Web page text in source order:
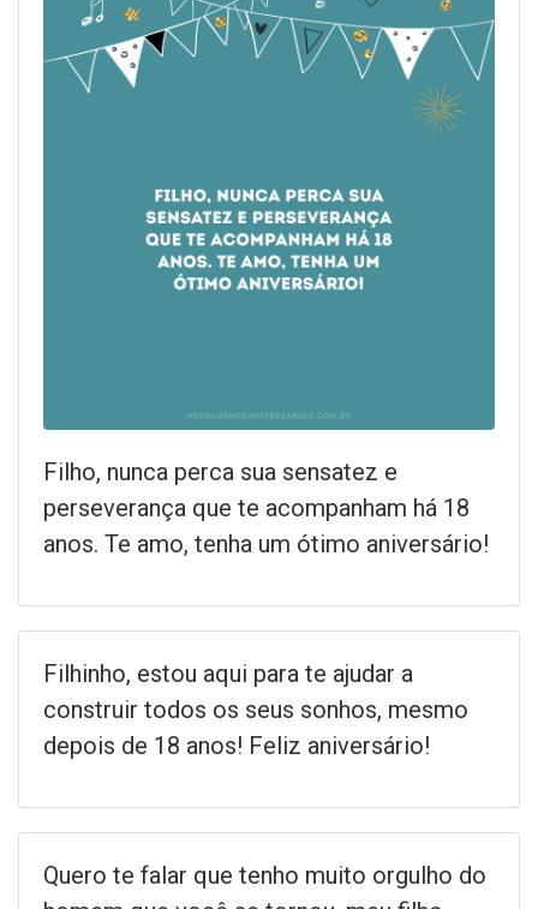
Filho, nunca perca sua sensatez e
perseverança que te acompanham há 18
anos. Te amo, tenha um ótimo aniversário!
Filhinho, estou aqui para te ajudar a
construir todos os seus sonhos, mesmo
depois de 18 anos! Feliz aniversário!
Quero te falar que tenho muito orgulho do